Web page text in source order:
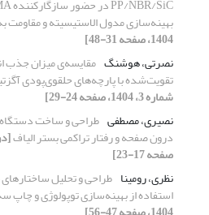
بهینه‌سازی مدول الاستیسیته و مقاومت
1404، صفحه 31-48]
نصرتی، هوشنگ مقایسه‌ی میزان جذب
تقویت‌شده با پارچه‌های حلقوی‌پودی
شماره 3، 1404، صفحه 24-29]
نصیری، مصطفی طراحی و ساخت دستگاه
درون صفحه و رفتار تراکمی بستر الیاف
صفحه 17-23]
نظری، رومینا طراحی و تحلیل
استفاده از بهینه‌سازی توپولوژی و چاپ